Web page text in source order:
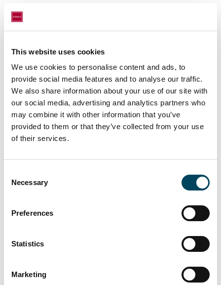
This website uses cookies
We use cookies to personalise content and ads, to
provide social media features and to analyse our traffic.
We also share information about your use of our site with
our social media, advertising and analytics partners who
may combine it with other information that you’ve
provided to them or that they’ve collected from your use
of their services.
Selection
Necessary
Preferences
Statistics
Marketing
Styrning - Att bedriva affärer
med integritet och ansvar